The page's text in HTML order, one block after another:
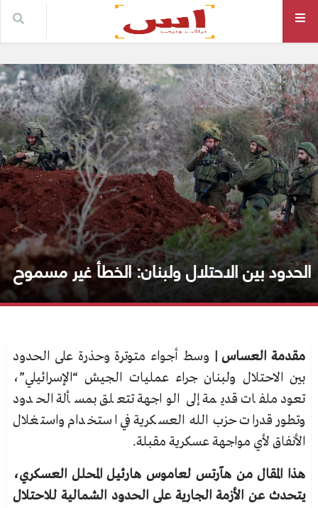
الحدود بين الاحتلال ولبنان: الخطأ غير مسموح
مقدمة العساس | وسط أجواء متوترة وحذرة على الحدود
بين الاحتلال ولبنان جراء عمليات الجيش “الإسرائيلي”،
تعود ملفات قديمة إلى الواجهة تتعلق بمسألة الحدود
وتطور قدرات حزب الله العسكرية في استخدام واستغلال
الأنفاق لأي مواجهة عسكرية مقبلة.
هذا المقال من هآرتس لعاموس هارئيل المحلل العسكري،
يتحدث عن الأزمة الجارية على الحدود الشمالية للاحتلال